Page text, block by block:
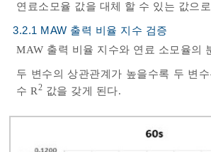
연료소모율 값을 대체 할 수 있는 값으
3.2.1 MAW 출력 비율 지수 검증
MAW 출력 비율 지수와 연료 소모율의
두 변수의 상관관계가 높을수록 두 변
수 R2 값을 갖게 된다.